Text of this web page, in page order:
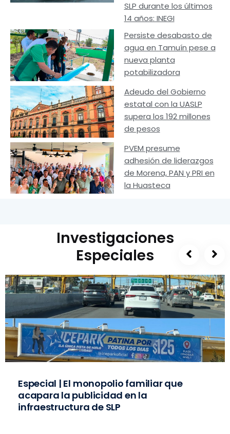
SLP durante los últimos
14 años: INEGI
Persiste desabasto de
agua en Tamuín pese a
nueva planta
potabilizadora
Adeudo del Gobierno
estatal con la UASLP
supera los 192 millones
de pesos
PVEM presume
adhesión de liderazgos
de Morena, PAN y PRI en
la Huasteca
Investigaciones
Especiales
Especial | El monopolio familiar que
acapara la publicidad en la
infraestructura de SLP